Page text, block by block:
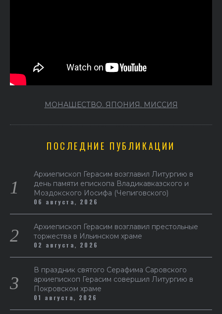
МОНАШЕСТВО. ЯПОНИЯ. МИССИЯ
ПОСЛЕДНИЕ ПУБЛИКАЦИИ
Архиепископ Герасим возглавил Литургию в
день памяти епископа Владикавказского и
Моздокского Иосифа (Чепиговского)
06 августа, 2026
Архиепископ Герасим возглавил престольные
торжества в Ильинском храме
02 августа, 2026
В праздник святого Серафима Саровского
архиепископ Герасим совершил Литургию в
Покровском храме
01 августа, 2026